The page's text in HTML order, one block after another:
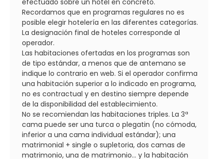
Recordamos que en programas regulares no es
posible elegir hotelería en las diferentes categorías.
La designación final de hoteles corresponde al
operador.
Las habitaciones ofertadas en los programas son
de tipo estándar, a menos que de antemano se
indique lo contrario en web. Si el operador confirma
una habitación superior a lo indicado en programa,
no es contractual y en destino siempre depende
de la disponibilidad del establecimiento.
No se recomiendan las habitaciones triples. La 3ª
cama puede ser una turca o plegatin (no cómoda,
inferior a una cama individual estándar); una
matrimonial + single o supletoria, dos camas de
matrimonio, una de matrimonio... y la habitación